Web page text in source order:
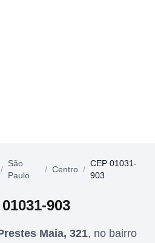
/
São
Paulo
/ Centro /
CEP 01031-
903
01031-903
Maia, 321, no bairro